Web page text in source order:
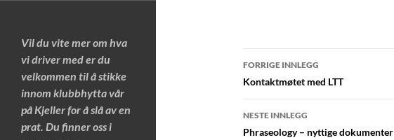
Innleggsnavigasjon
FORRIGE INNLEGG
Kontaktmøtet med LTT
NESTE INNLEGG
Phraseology – nyttige dokumenter
Vil du vite mer om hva
vi driver med er du
velkommen til å stikke
innom klubbhytta vår
på Kjeller for å slå av en
prat. Du finner oss i